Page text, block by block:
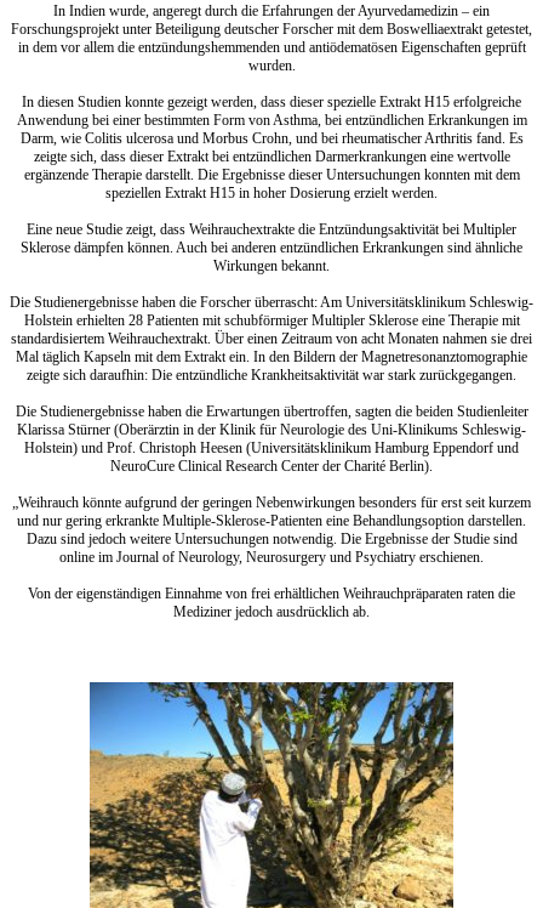
In Indien wurde, angeregt durch die Erfahrungen der Ayurvedamedizin – ein
Forschungsprojekt unter Beteiligung deutscher Forscher mit dem Boswelliaextrakt getestet,
in dem vor allem die entzündungshemmenden und antiödematösen Eigenschaften geprüft
wurden.
In diesen Studien konnte gezeigt werden, dass dieser spezielle Extrakt H15 erfolgreiche
Anwendung bei einer bestimmten Form von Asthma, bei entzündlichen Erkrankungen im
Darm, wie Colitis ulcerosa und Morbus Crohn, und bei rheumatischer Arthritis fand. Es
zeigte sich, dass dieser Extrakt bei entzündlichen Darmerkrankungen eine wertvolle
ergänzende Therapie darstellt. Die Ergebnisse dieser Untersuchungen konnten mit dem
speziellen Extrakt H15 in hoher Dosierung erzielt werden.
Eine neue Studie zeigt, dass Weihrauchextrakte die Entzündungsaktivität bei Multipler
Sklerose dämpfen können. Auch bei anderen entzündlichen Erkrankungen sind ähnliche
Wirkungen bekannt.
Die Studienergebnisse haben die Forscher überrascht: Am Universitätsklinikum Schleswig-
Holstein erhielten 28 Patienten mit schubförmiger Multipler Sklerose eine Therapie mit
standardisiertem Weihrauchextrakt. Über einen Zeitraum von acht Monaten nahmen sie drei
Mal täglich Kapseln mit dem Extrakt ein. In den Bildern der Magnetresonanztomographie
zeigte sich daraufhin: Die entzündliche Krankheitsaktivität war stark zurückgegangen.
Die Studienergebnisse haben die Erwartungen übertroffen, sagten die beiden Studienleiter
Klarissa Stürner (Oberärztin in der Klinik für Neurologie des Uni-Klinikums Schleswig-
Holstein) und Prof. Christoph Heesen (Universitätsklinikum Hamburg Eppendorf und
NeuroCure Clinical Research Center der Charité Berlin).
„Weihrauch könnte aufgrund der geringen Nebenwirkungen besonders für erst seit kurzem
und nur gering erkrankte Multiple-Sklerose-Patienten eine Behandlungsoption darstellen.
Dazu sind jedoch weitere Untersuchungen notwendig. Die Ergebnisse der Studie sind
online im Journal of Neurology, Neurosurgery und Psychiatry erschienen.
Von der eigenständigen Einnahme von frei erhältlichen Weihrauchpräparaten raten die
Mediziner jedoch ausdrücklich ab.